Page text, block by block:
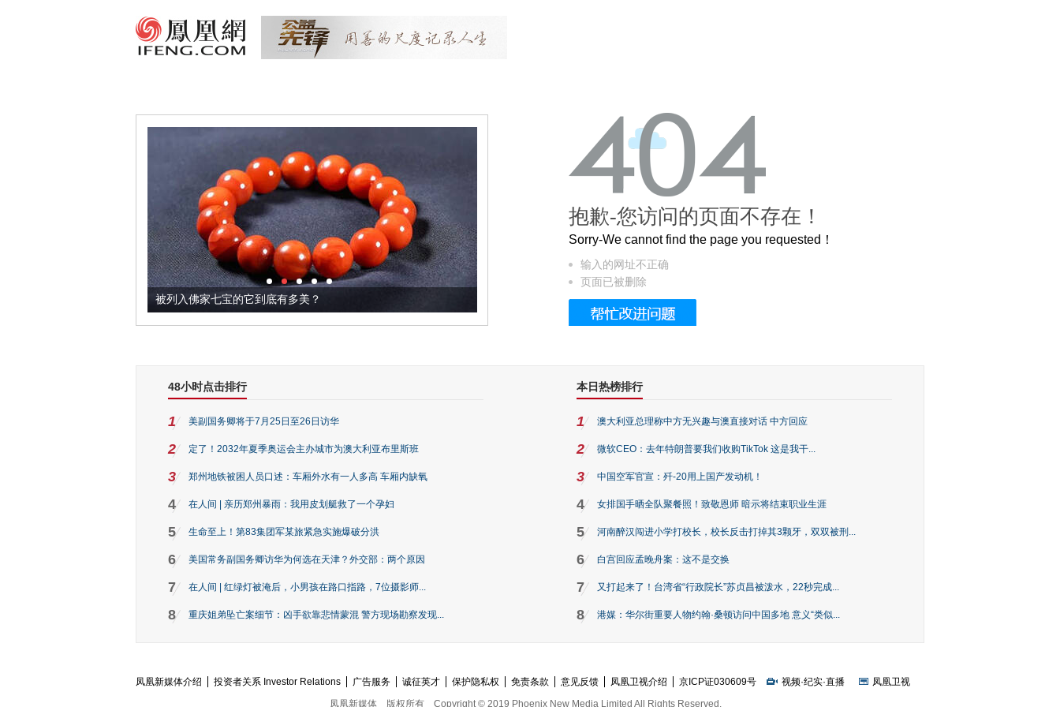
被列入佛家七宝的它到底有多美？ 这个3.2米的长卷，还原了600岁的紫禁城
抱歉-您访问的页面不存在！
Sorry-We cannot find the page you requested！
输入的网址不正确
页面已被删除
48小时点击排行
1 美副国务卿将于7月25日至26日访华
2 定了！2032年夏季奥运会主办城市为澳大利亚布里斯班
3 郑州地铁被困人员口述：车厢外水有一人多高 车厢内缺氧
4 在人间 | 亲历郑州暴雨：我用皮划艇救了一个孕妇
5 生命至上！第83集团军某旅紧急实施爆破分洪
6 美国常务副国务卿访华为何选在天津？外交部：两个原因
7 在人间 | 红绿灯被淹后，小男孩在路口指路，7位摄影师...
8 重庆姐弟坠亡案细节：凶手欲靠悲情蒙混 警方现场勘察发现...
本日热榜排行
1 澳大利亚总理称中方无兴趣与澳直接对话 中方回应
2 微软CEO：去年特朗普要我们收购TikTok 这是我干...
3 中国空军官宣：歼-20用上国产发动机！
4 女排国手晒全队聚餐照！致敬恩师 暗示将结束职业生涯
5 河南醉汉闯进小学打校长，校长反击打掉其3颗牙，双双被刑...
6 白宫回应孟晚舟案：这不是交换
7 又打起来了！台湾省“行政院长”苏贞昌被泼水，22秒完成...
8 港媒：华尔街重要人物约翰·桑顿访问中国多地 意义“类似...
凤凰新媒体介绍 投资者关系 Investor Relations 广告服务 诚征英才 保护隐私权 免责条款 意见反馈 凤凰卫视介绍 京ICP证030609号 视频·纪实·直播
凤凰卫视
凤凰新媒体
版权所有 Copyright © 2019 Phoenix New Media Limited All Rights Reserved.